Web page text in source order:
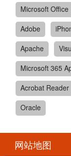
Microsoft Office
Adobe
Apache
Microsoft 365
Acrobat Reader
Oracle
网站地图